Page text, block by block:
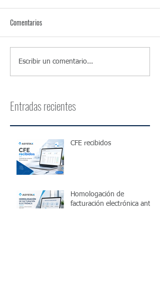
Comentarios
Escribir un comentario...
Entradas recientes
CFE recibidos
Homologación de
facturación electrónica ante